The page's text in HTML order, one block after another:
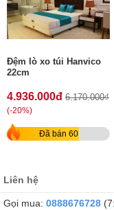
Đệm lò xo túi Hanvico
22cm
4.936.000đ 6.170.000₫
(-20%)
Đã bán 60
Liên hệ
Gọi mua: 0888676728